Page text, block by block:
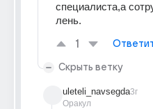
специалиста,а
лень.
1
Скрыть ветку
uleteli_navsegda
Оракул
3г